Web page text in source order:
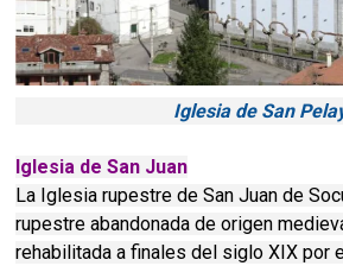
Iglesia de San
Iglesia de San Juan
La Iglesia rupestre de San Juan de
rupestre abandonada de origen
rehabilitada a finales del siglo XIX por